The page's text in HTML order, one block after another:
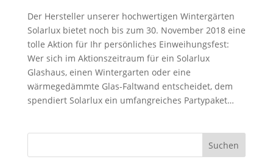
Der Hersteller unserer hochwertigen Wintergärten
Solarlux bietet noch bis zum 30. November 2018 eine
tolle Aktion für Ihr persönliches Einweihungsfest:
Wer sich im Aktionszeitraum für ein Solarlux
Glashaus, einen Wintergarten oder eine
wärmegedämmte Glas-Faltwand entscheidet, dem
spendiert Solarlux ein umfangreiches Partypaket…